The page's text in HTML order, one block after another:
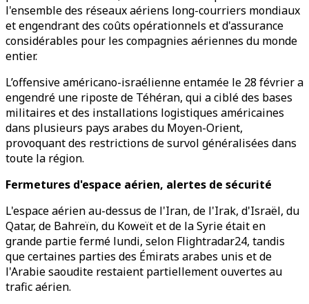
l'ensemble des réseaux aériens long-courriers mondiaux
et engendrant des coûts opérationnels et d'assurance
considérables pour les compagnies aériennes du monde
entier.
L’offensive américano-israélienne entamée le 28 février a
engendré une riposte de Téhéran, qui a ciblé des bases
militaires et des installations logistiques américaines
dans plusieurs pays arabes du Moyen-Orient,
provoquant des restrictions de survol généralisées dans
toute la région.
Fermetures d'espace aérien, alertes de sécurité
L'espace aérien au-dessus de l'Iran, de l'Irak, d'Israël, du
Qatar, de Bahreïn, du Koweït et de la Syrie était en
grande partie fermé lundi, selon Flightradar24, tandis
que certaines parties des Émirats arabes unis et de
l'Arabie saoudite restaient partiellement ouvertes au
trafic aérien.